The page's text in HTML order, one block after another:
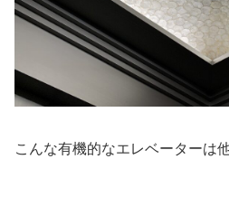
こんな有機的なエレベーターは